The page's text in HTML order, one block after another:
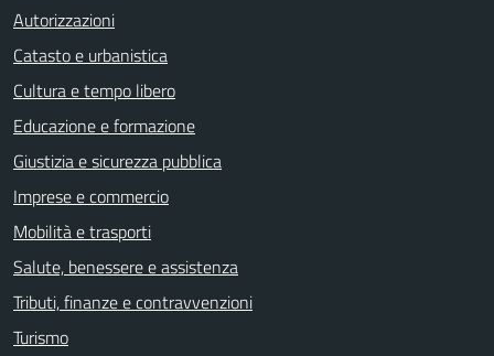
Autorizzazioni
Catasto e urbanistica
Cultura e tempo libero
Educazione e formazione
Giustizia e sicurezza pubblica
Imprese e commercio
Mobilità e trasporti
Salute, benessere e assistenza
Tributi, finanze e contravvenzioni
Turismo